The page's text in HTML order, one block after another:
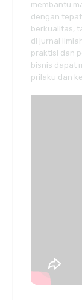
membantu
dengan
berkualitas,
di jurnal
praktisi dan
bisnis dapat
prilaku dan